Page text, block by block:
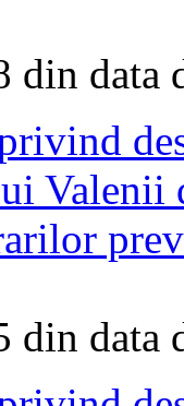
din data
Valenii
din data